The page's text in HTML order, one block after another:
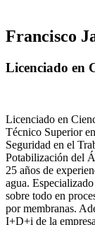
Francisco
Licenciado en
Licenciado en
Técnico Superior
Seguridad en el
Potabilización del
25 años de
agua.
sobre todo en
por membranas.
I+D+i de la